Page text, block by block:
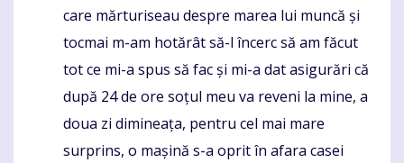
care mărturiseau despre marea lui muncă și
tocmai m-am hotărât să-l încerc să am făcut
tot ce mi-a spus să fac și mi-a dat asigurări că
după 24 de ore soțul meu va reveni la mine, a
doua zi dimineața, pentru cel mai mare
surprins, o mașină s-a oprit în afara casei